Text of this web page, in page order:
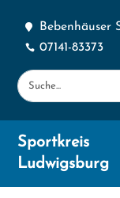
 Bebenhäuser
 07141-83373
Sportkreis
Ludwigsburg